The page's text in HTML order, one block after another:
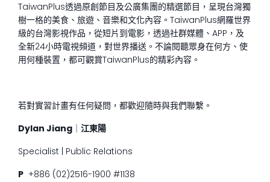
TaiwanPlus透過原創節目及公廣集團的精選節目，呈現台灣獨
樹一格的美食、旅遊、音樂和文化內容。TaiwanPlus網羅世界
級的台灣影視作品，從短片到電影，透過社群媒體、APP，及
全新24小時電視頻道，對世界播送。不論閱聽眾身在何方、使
用何種裝置，都可觀賞TaiwanPlus的精彩內容。
若對實習計畫有任何疑問，都歡迎隨時與我們聯繫。
Dylan Jiang
江東陽
Specialist | Public Relations
P +886 (02)2516-1900 #1138